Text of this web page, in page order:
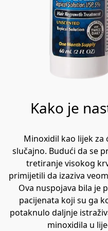
Kako je
Minoxidil kao lijek za
slučajno. Budući da se
tretiranje visokog
primijetili da izaziva
Ova nuspojava bila je
pacijenata koji su ga
potaknulo daljnje
minoxidila u